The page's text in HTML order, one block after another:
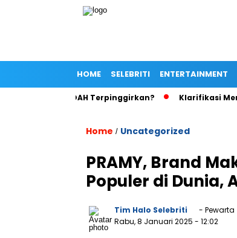
HOME SELEBRITI ENTERTAINMENT
Ariel NOAH Terpinggirkan? Klarifikasi
Home / Uncategorized
PRAMY, Brand
Populer di Dunia,
Tim Halo Selebriti
- Pewarta
Rabu, 8 Januari 2025 - 12:02